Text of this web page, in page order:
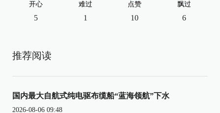
开心
5
难过
1
点赞
10
飘过
6
推荐阅读
国内最大自航式纯电驱布缆船“蓝海领航”下水
2026-08-06 09:48